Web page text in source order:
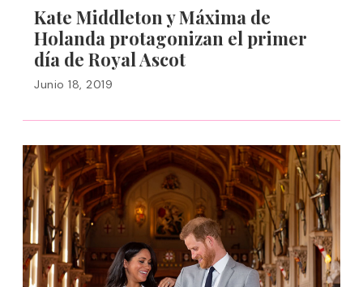
Kate Middleton y Máxima de
Holanda protagonizan el primer
día de Royal Ascot
Junio 18, 2019